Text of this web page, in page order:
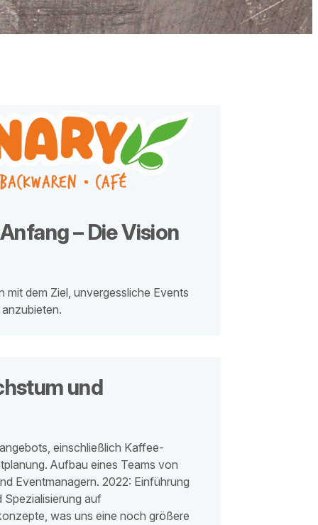
– Die Vision
mit dem Ziel, unvergessliche Events
und
einschließlich Kaffee-
Aufbau eines Teams von
Eventmanagern. 2022: Einführung
Spezialisierung auf
was uns eine noch größere